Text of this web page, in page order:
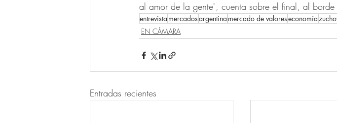
al amor de la gente", cuenta sobre el final, al
entrevista mercadosargentina mercado de valoreseconomía
EN CÁMARA
Entradas recientes